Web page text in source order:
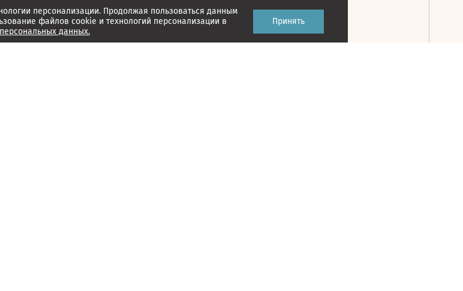
персонализации. Продолжая пользоваться данным
файлов cookie и технологий персонализации в
данных.
Принять